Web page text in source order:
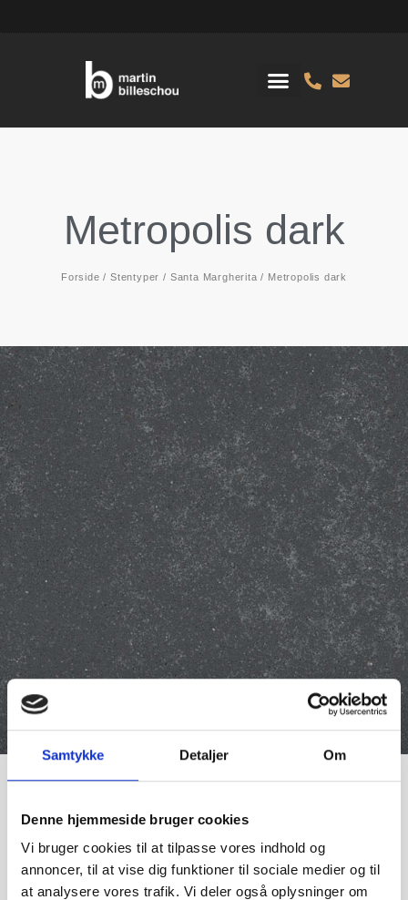
Samtykke Detaljer Om
Denne hjemmeside bruger cookies
Vi bruger cookies til at tilpasse vores indhold og
annoncer, til at vise dig funktioner til sociale medier og til
at analysere vores trafik. Vi deler også oplysninger om
Metropolis dark
Forside /Stentyper / Santa Margherita / Metropolis dark
Metropolis Dark
Overflade: halvmat
Anvendelse: Bordplader, vinduesplader og gulve